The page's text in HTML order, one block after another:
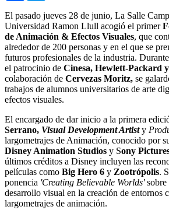
El pasado jueves 28 de junio, La Salle
Universidad Ramon Llull acogió el primer
de Animación & Efectos Visuales, que
alrededor de 200 personas y en el que se
futuros profesionales de la industria.
el patrocinio de Cinesa, Hewlett-Packard
colaboración de Cervezas Moritz, se
trabajos de alumnos universitarios de arte
efectos visuales.
El encargado de dar inicio a la primera
Serrano, Visual Development Artist y
largometrajes de Animación, conocido por
Disney Animation Studios y Sony
últimos créditos a Disney incluyen las
películas como Big Hero 6 y Zootrópolis.
ponencia 'Creating Believable Worlds'sobre
desarrollo visual en la creación de entornos
largometrajes de animación.